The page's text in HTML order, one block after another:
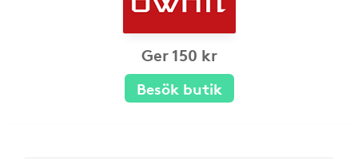
Ger 150 kr
Besök butik